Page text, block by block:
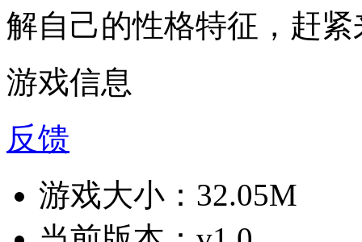
解自己的性格特征，赶
游戏信息
反馈
游戏大小： 32.05M